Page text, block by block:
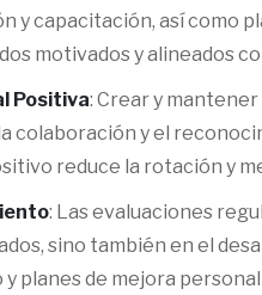
y capacitación, así como
motivados y alineados
Positiva: Crear y
colaboración y el
reduce la rotación y
: Las evaluaciones
sino también en el
planes de mejora